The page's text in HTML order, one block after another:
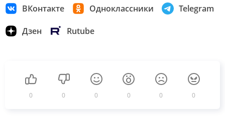
ВКонтакте Одноклассники Telegram
Дзен Rutube
0 0 0 0 0 0